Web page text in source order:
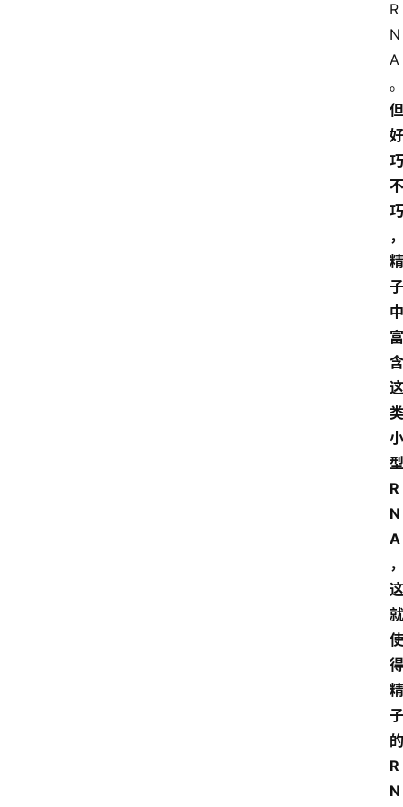
R
N
A
。
但
好
巧
不
巧
，
精
子
中
富
含
这
类
小
型
R
N
A
，
这
就
使
得
精
子
的
R
N